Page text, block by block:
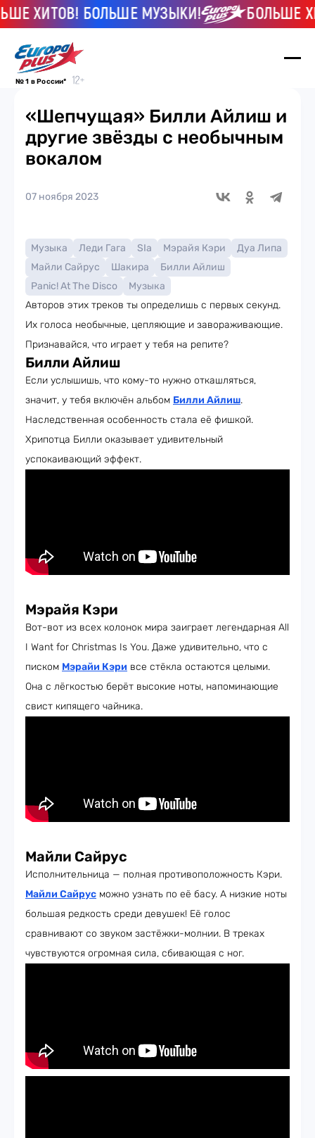
ХИТОВ! БОЛЬШЕ МУЗЫКИ! БОЛЬШЕ
№ 1 в России*
«Шепчущая» Билли Айлиш и
другие звёзды с необычным
вокалом
07 ноября 2023
Музыка Леди Гага SIa Мэрайя Кэри
Дуа Липа
Майли Сайрус
Шакира
Билли Айлиш
Panic! At The Disco
Музыка
Авторов этих треков ты определишь с первых секунд.
Их голоса необычные, цепляющие и завораживающие.
Признавайся, что играет у тебя на репите?
Билли Айлиш
Если услышишь, что кому-то нужно откашляться,
значит, у тебя включён альбом Билли Айлиш.
Наследственная особенность стала её фишкой.
Хрипотца Билли оказывает удивительный
успокаивающий эффект.
Мэрайя Кэри
Вот-вот из всех колонок мира заиграет легендарная All
I Want for Christmas Is You. Даже удивительно, что с
писком Мэрайи Кэри все стёкла остаются целыми.
Она с лёгкостью берёт высокие ноты, напоминающие
свист кипящего чайника.
Майли Сайрус
Исполнительница — полная противоположность Кэри.
Майли Сайрус можно узнать по её басу. А низкие ноты
большая редкость среди девушек! Её голос
сравнивают со звуком застёжки-молнии. В треках
чувствуются огромная сила, сбивающая с ног.